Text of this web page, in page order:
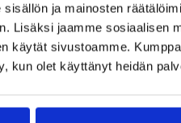
ja mainosten
Lisäksi jaamme sosiaalisen
käytät sivustoamme.
kun olet käyttänyt heidän